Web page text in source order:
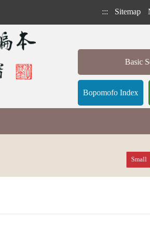
::: Sitemap
Basic
Bopomofo Index
Small